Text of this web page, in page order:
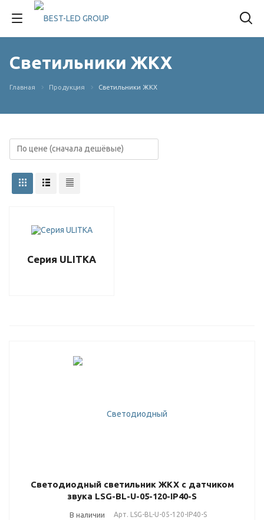
Светильники ЖКХ
Главная Продукция Светильники ЖКХ
Серия ULITKA
Светодиодный светильник ЖКХ с датчиком
звука LSG-BL-U-05-120-IP40-S
В наличии Арт. LSG-BL-U-05-120-IP40-S